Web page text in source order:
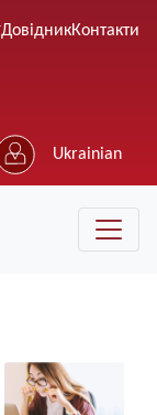
ДовідникКонтакти
Ukrainian
Image